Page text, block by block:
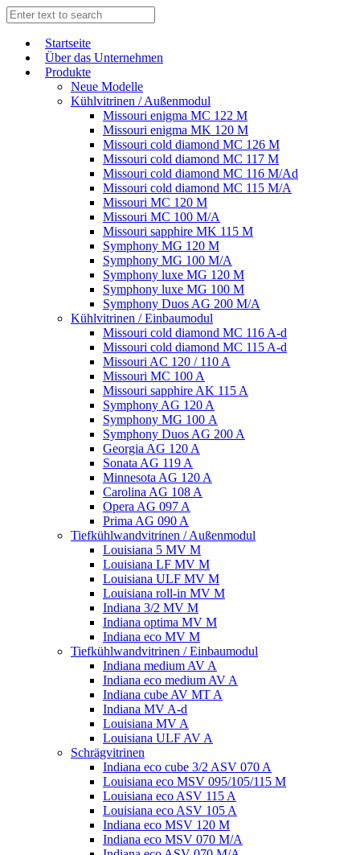
Start­sei­te
Über das Unternehmen
Produkte
Neue Modelle
Kühlvitrinen / Außenmodul
Missouri enigma MC 122 M
Missouri enigma MK 120 M
Missouri cold diamond MC 126 M
Missouri cold diamond MC 117 M
Missouri cold diamond MC 116 M/Ad
Missouri cold diamond MC 115 M/A
Missouri MC 120 M
Missouri MC 100 M/A
Missouri sapphire MK 115 M
Symphony MG 120 M
Symphony MG 100 M/А
Symphony luxe MG 120 M
Symphony luxe MG 100 M
Symphony Duos AG 200 M/A
Kühlvitrinen / Einbaumodul
Missouri cold diamond MC 116 A-d
Missouri cold diamond MC 115 A-d
Missouri AC 120 / 110 A
Missouri MC 100 A
Missouri sapphire AK 115 A
Symphony AG 120 A
Symphony MG 100 А
Symphony Duos AG 200 A
Georgia AG 120 A
Sonata AG 119 A
Minnesota AG 120 A
Carolina AG 108 A
Opera AG 097 A
Prima AG 090 A
Tiefkühlwandvitrinen / Außenmodul
Louisiana 5 MV M
Louisiana LF MV M
Louisiana ULF MV M
Louisiana roll-in MV M
Indiana 3/2 MV M
Indiana optima MV M
Indiana eco MV M
Tiefkühlwandvitrinen / Einbaumodul
Indiana medium AV A
Indiana eco medium AV A
Indiana cube AV MT A
Indiana MV A-d
Louisiana MV A
Louisiana ULF AV A
Schrägvitrinen
Indiana eco cube 3/2 ASV 070 A
Louisiana eco MSV 095/105/115 M
Louisiana eco ASV 115 A
Louisiana eco ASV 105 A
Indiana eco MSV 120 M
Indiana eco MSV 070 M/A